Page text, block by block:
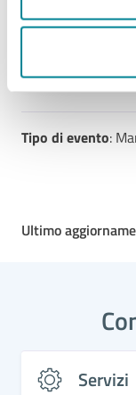
E-mail:
Tipo di evento:
Ultimo
Servizi